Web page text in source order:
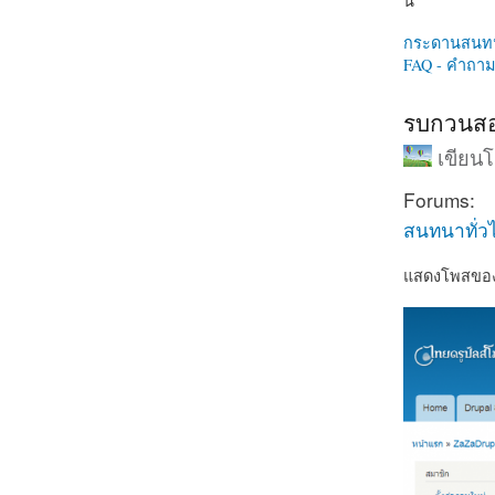
กระดานสน
FAQ - คำถ
รบกวนส
เขียน
Forums:
สนทนาทั่ว
แสดงโพสขอ